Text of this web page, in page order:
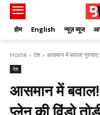
होम English न्यूज़ व्यूज
Home देश आसमान में बवाल! गुस्साए
देश
आसमान में